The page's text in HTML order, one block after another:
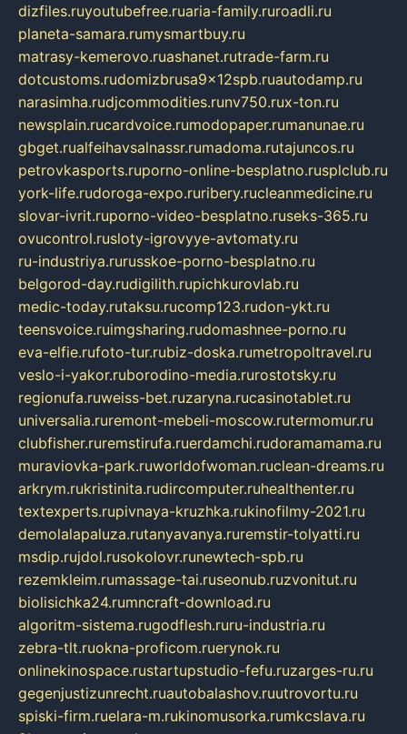
dizfiles.ruyoutubefree.ruaria-family.ruroadli.ru
planeta-samara.rumysmartbuy.ru
matrasy-kemerovo.ruashanet.rutrade-farm.ru
dotcustoms.rudomizbrusa9x12spb.ruautodamp.ru
narasimha.rudjcommodities.runv750.rux-ton.ru
newsplain.rucardvoice.rumodopaper.rumanunae.ru
gbget.rualfeihavsalnassr.rumadoma.rutajuncos.ru
petrovkasports.ruporno-online-besplatno.rusplclub.ru
york-life.rudoroga-expo.ruribery.rucleanmedicine.ru
slovar-ivrit.ruporno-video-besplatno.ruseks-365.ru
ovucontrol.rusloty-igrovyye-avtomaty.ru
ru-industriya.rurusskoe-porno-besplatno.ru
belgorod-day.rudigilith.rupichkurovlab.ru
medic-today.rutaksu.rucomp123.rudon-ykt.ru
teensvoice.ruimgsharing.rudomashnee-porno.ru
eva-elfie.rufoto-tur.rubiz-doska.rumetropoltravel.ru
veslo-i-yakor.ruborodino-media.rurostotsky.ru
regionufa.ruweiss-bet.ruzaryna.rucasinotablet.ru
universalia.ruremont-mebeli-moscow.rutermomur.ru
clubfisher.ruremstirufa.ruerdamchi.rudoramamama.ru
muraviovka-park.ruworldofwoman.ruclean-dreams.ru
arkrym.rukristinita.rudircomputer.ruhealthenter.ru
textexperts.rupivnaya-kruzhka.rukinofilmy-2021.ru
demolalapaluza.rutanyavanya.ruremstir-tolyatti.ru
msdip.rujdol.rusokolovr.runewtech-spb.ru
rezemkleim.rumassage-tai.ruseonub.ruzvonitut.ru
biolisichka24.rumncraft-download.ru
algoritm-sistema.rugodflesh.ruru-industria.ru
zebra-tlt.ruokna-proficom.ruerynok.ru
onlinekinospace.rustartupstudio-fefu.ruzarges-ru.ru
gegenjustizunrecht.ruautobalashov.ruutrovortu.ru
spiski-firm.ruelara-m.rukinomusorka.rumkcslava.ru